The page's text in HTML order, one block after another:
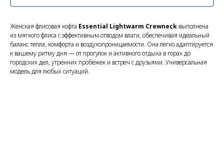
Женская флисовая кофта Essential Lightwarm Crewneck выполнена
из мягкого флиса с эффективным отводом влаги, обеспечивая идеальный
баланс тепла, комфорта и воздухопроницаемости. Она легко адаптируется
к вашему ритму дня — от прогулок и активного отдыха в горах до
городских дел, утренних пробежек и встреч с друзьями. Универсальная
модель для любых ситуаций.